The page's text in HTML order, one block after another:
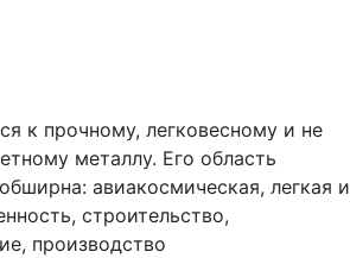
к прочному, легковесному и не
металлу. Его область
авиакосмическая, легкая и
строительство,
производство